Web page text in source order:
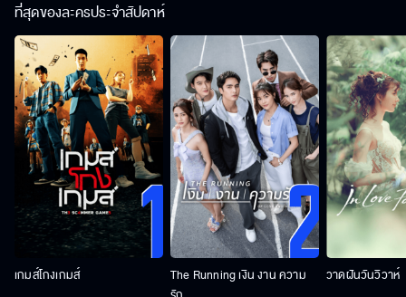
ที่สุดของละครประจำสัปดาห์
เกมส์โกงเกมส์
The Running เงิน งาน ความ
วาดฝันวันวิวาห์